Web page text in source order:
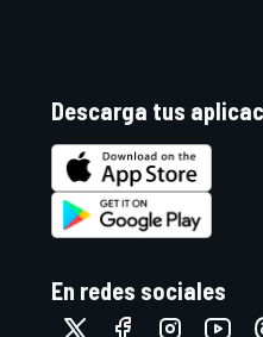
Descarga tus
En redes sociales